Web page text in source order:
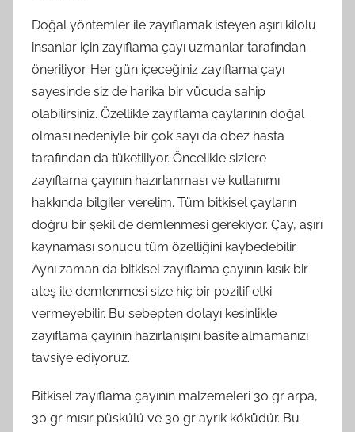
Doğal yöntemler ile zayıflamak isteyen aşırı kilolu
insanlar için zayıflama çayı uzmanlar tarafından
öneriliyor. Her gün içeceğiniz zayıflama çayı
sayesinde siz de harika bir vücuda sahip
olabilirsiniz. Özellikle zayıflama çaylarının doğal
olması nedeniyle bir çok sayı da obez hasta
tarafından da tüketiliyor. Öncelikle sizlere
zayıflama çayının hazırlanması ve kullanımı
hakkında bilgiler verelim. Tüm bitkisel çayların
doğru bir şekil de demlenmesi gerekiyor. Çay, aşırı
kaynaması sonucu tüm özelliğini kaybedebilir.
Aynı zaman da bitkisel zayıflama çayının kısık bir
ateş ile demlenmesi size hiç bir pozitif etki
vermeyebilir. Bu sebepten dolayı kesinlikle
zayıflama çayının hazırlanışını basite almamanızı
tavsiye ediyoruz.
Bitkisel zayıflama çayının malzemeleri 30 gr arpa,
30 gr mısır püskülü ve 30 gr ayrık köküdür. Bu